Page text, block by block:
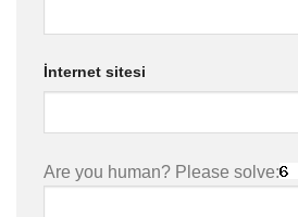
İnternet sitesi
Are you human? Please solve: